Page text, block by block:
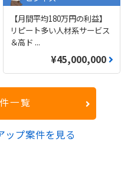
【月間平均180万円の利益】
リピート多い人材系サービス
＆高ド ...
¥45,000,000
一覧
ップ案件を見る